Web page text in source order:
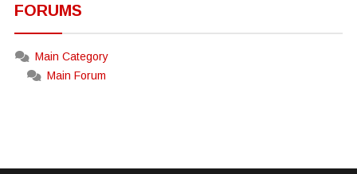
FORUMS
Main Category
Main Forum